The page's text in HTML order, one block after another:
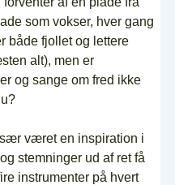
som vokser, hver gang
både fjollet og lettere
alt), men er
og sange om fred ikke
været en inspiration i
stemninger ud af ret få
instrumenter på hvert